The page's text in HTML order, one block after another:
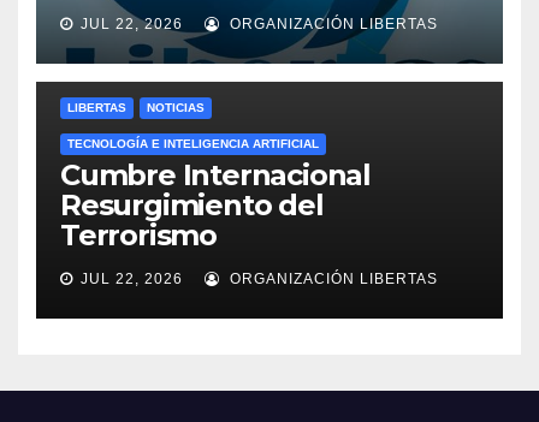
JUL 22, 2026 ORGANIZACIÓN LIBERTAS
LIBERTAS NOTICIAS
TECNOLOGÍA E INTELIGENCIA ARTIFICIAL
Cumbre Internacional
Resurgimiento del
Terrorismo
JUL 22, 2026 ORGANIZACIÓN LIBERTAS